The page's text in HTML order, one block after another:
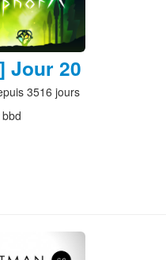
Jour 20
3516 jours